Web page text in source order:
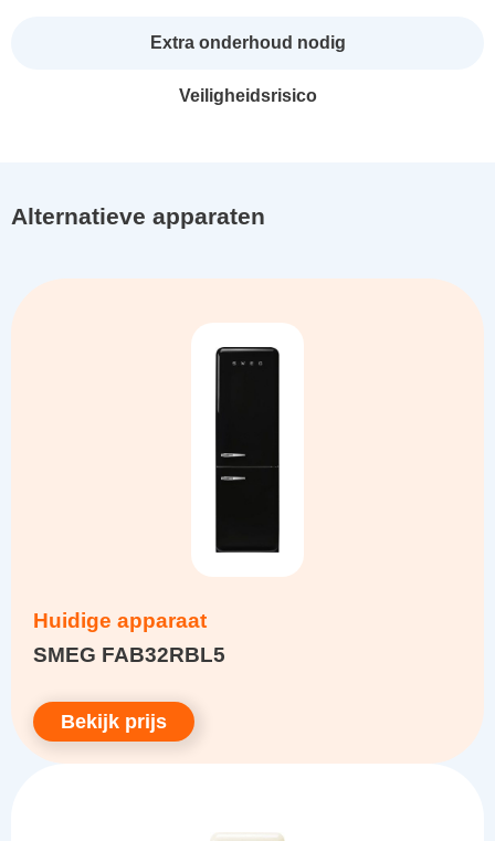
Extra onderhoud nodig
Veiligheidsrisico
Alternatieve apparaten
Huidige apparaat
SMEG FAB32RBL5
Bekijk prijs